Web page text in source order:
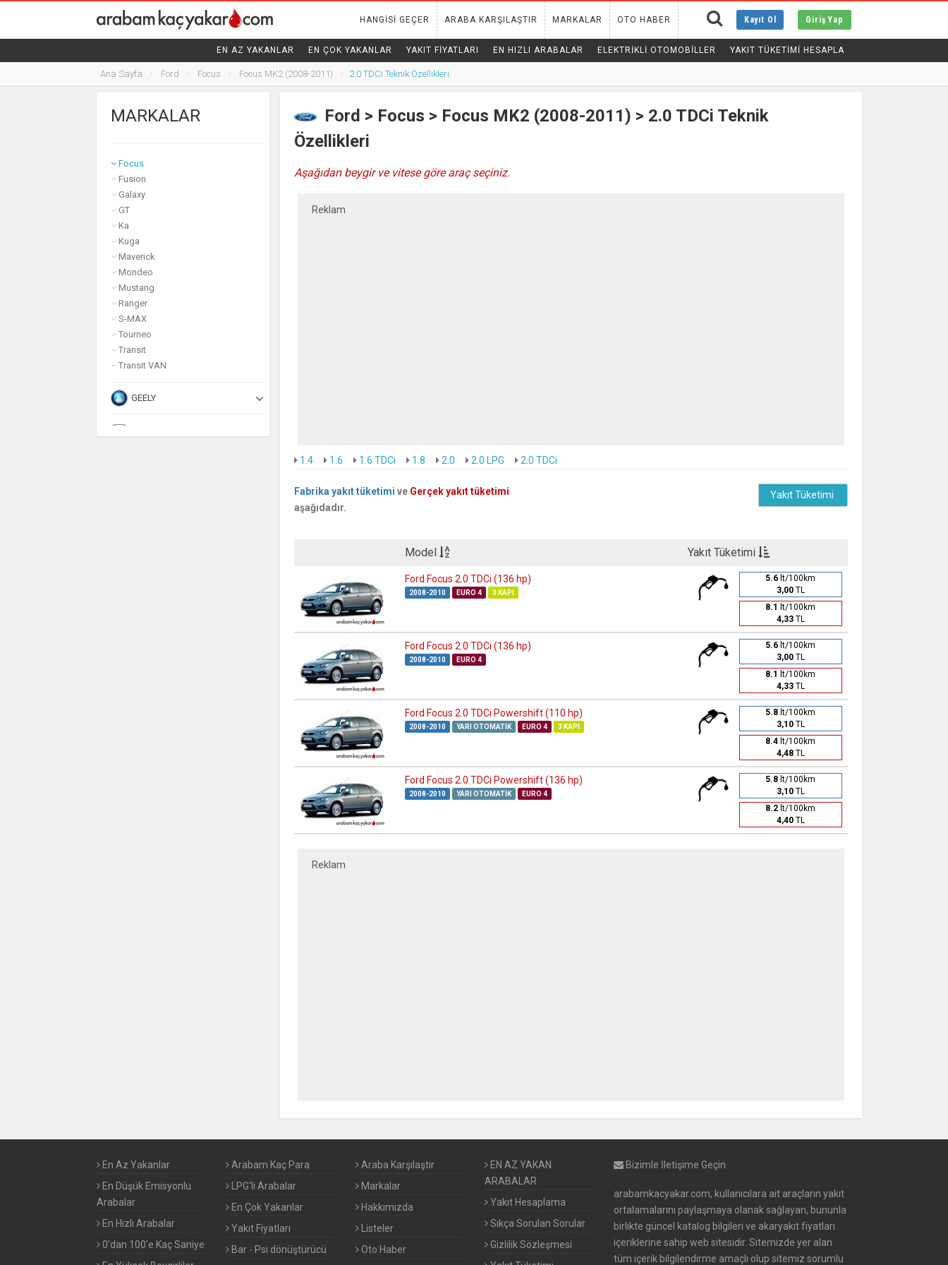
Kayıt Ol Giriş Yap
HANGISI GEÇER ARABA KARŞILAŞTIR MARKALAR OTO HABER
EN AZ YAKANLAR EN ÇOK YAKANLAR YAKIT FIYATLARI EN HIZLI ARABALAR ELEKTRIKLI OTOMOBILLER YAKIT TÜKETİMİ HESAPLA
Ana Sayfa Ford Focus Focus MK2 (2008-2011) 2.0 TDCi Teknik Özellikleri
MARKALAR
FIAT
FORD
B-MAX
EcoSport
Focus
Fusion
Galaxy
GT
Ka
Kuga
Maverick
Mondeo
Mustang
Ranger
S-MAX
Tourneo
Transit
Transit VAN
GEELY
PAGANI
PEUGEOT
PORSCHE
Ford > Focus > Focus MK2 (2008-2011) > 2.0 TDCi Teknik
Özellikleri
Aşağıdan beygir ve vitese göre araç seçiniz.
Reklam
1.4 1.6 1.6 TDCi 1.8 2.0 2.0 LPG 2.0 TDCi
Fabrika yakıt tüketimi ve Gerçek yakıt tüketimi
aşağıdadır.
Yakıt Tüketimi
Model Yakıt Tüketimi
Ford Focus 2.0 TDCi (136 hp)
2008-2010 EURO 4 3 KAPI
5.6 lt/100km
3,00TL
8.1 lt/100km
4,33TL
Ford Focus 2.0 TDCi (136 hp)
2008-2010 EURO 4
5.6 lt/100km
3,00TL
8.1 lt/100km
4,33TL
Ford Focus 2.0 TDCi Powershift (110 hp)
2008-2010 YARI OTOMATIK EURO 4 3 KAPI
5.8 lt/100km
3,10TL
8.4 lt/100km
4,48TL
Ford Focus 2.0 TDCi Powershift (136 hp)
2008-2010 YARI OTOMATIK EURO 4
5.8 lt/100km
3,10TL
8.2 lt/100km
4,40TL
Reklam
En Az Yakanlar
En Düşük Emisyonlu
Arabalar
En Hızlı Arabalar
0'dan 100'e Kaç Saniye
Arabam Kaç Para
LPG'li Arabalar
En Çok Yakanlar
Yakıt Fiyatları
Bar - Psi dönüştürücü
Araba Karşılaştır
Markalar
Hakkımızda
Listeler
Oto Haber
EN AZ YAKAN
ARABALAR
Yakıt Hesaplama
Sıkça Sorulan Sorular
Gizlilik Sözleşmesi
Bizimle İletişime Geçin
arabamkacyakar.com, kullanıcılara ait araçların yakıt
ortalamalarını paylaşmaya olanak sağlayan, bununla
birlikte güncel katalog bilgileri ve akaryakıt fiyatları
içeriklerine sahip web sitesidir. Sitemizde yer alan
tüm içerik bilgilendirme amaçlı olup sitemiz sorumlu